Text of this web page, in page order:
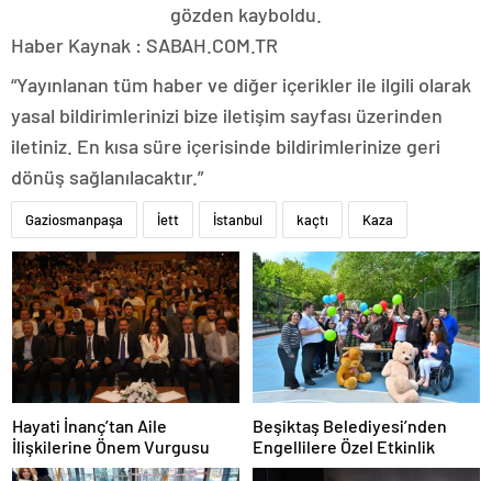
gözden kayboldu.
Haber Kaynak : SABAH.COM.TR
“Yayınlanan tüm haber ve diğer içerikler ile ilgili olarak
yasal bildirimlerinizi bize iletişim sayfası üzerinden
iletiniz. En kısa süre içerisinde bildirimlerinize geri
dönüş sağlanılacaktır.”
Gaziosmanpaşa İett İstanbul kaçtı Kaza
Hayati İnanç’tan Aile
İlişkilerine Önem Vurgusu
Beşiktaş Belediyesi’nden
Engellilere Özel Etkinlik